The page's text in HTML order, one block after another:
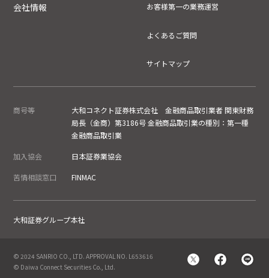
会社情報 お客様第一の業務運営
よくあるご質問
サイトマップ
商号等
大和コネクト証券株式会社 金融商品取引業者 関東財務
局長（金商）第3186号 金融商品取引業の種別：第一種
金融商品取引業
加入協会 日本証券業協会
苦情相談窓口 FINMAC
大和証券グループ本社
© 2024 SANRIO CO., LTD. APPROVAL NO. L653616
© Daiwa Connect Securities Co., Ltd.